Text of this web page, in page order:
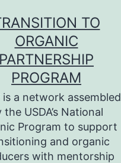
TO
ORGANIC
PARTNERSHIP
PROGRAM
is a network assembled
the USDA’s National
Program to support
and organic
with mentorship